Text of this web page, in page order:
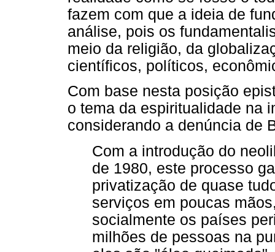
fazem com que a ideia de
análise, pois os
meio da religião, da
científicos, políticos,
Com base nesta posição
o tema da espiritualidade na
considerando a denúncia de
Com a introdução do
de 1980, este processo
privatização de quase
serviços em poucas
socialmente os países
milhões de pessoas na